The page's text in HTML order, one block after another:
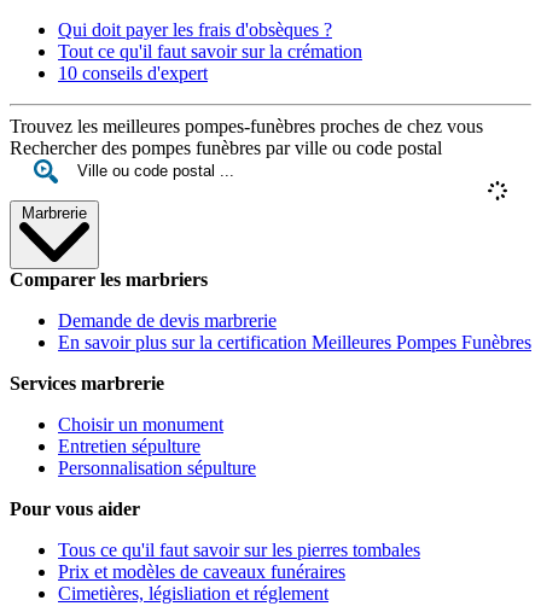
Qui doit payer les frais d'obsèques ?
Tout ce qu'il faut savoir sur la crémation
10 conseils d'expert
Trouvez les meilleures pompes-funèbres proches de chez vous
Rechercher des pompes funèbres par ville ou code postal
Marbrerie
Comparer les marbriers
Demande de devis marbrerie
En savoir plus sur la certification Meilleures Pompes Funèbres
Services marbrerie
Choisir un monument
Entretien sépulture
Personnalisation sépulture
Pour vous aider
Tous ce qu'il faut savoir sur les pierres tombales
Prix et modèles de caveaux funéraires
Cimetières, législiation et réglement